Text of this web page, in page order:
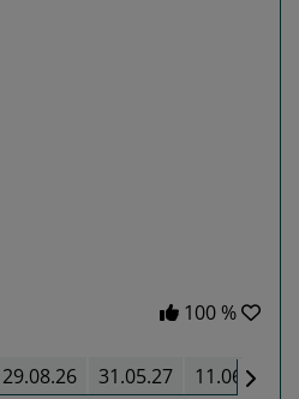
100 %
29.08.26 31.05.27 11.06.27